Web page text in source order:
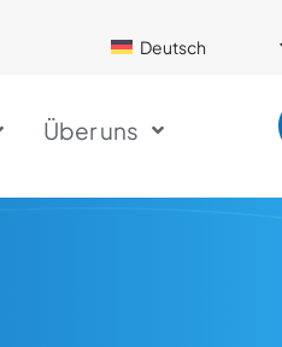
Deutsch
Über uns